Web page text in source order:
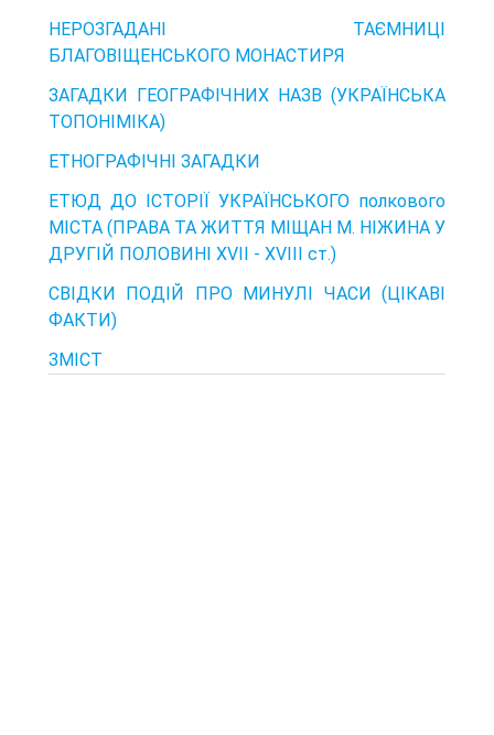
НЕРОЗГАДАНІ ТАЄМНИЦІ
БЛАГОВІЩЕНСЬКОГО МОНАСТИРЯ
ЗАГАДКИ ГЕОГРАФІЧНИХ НАЗВ (УКРАЇНСЬКА
ТОПОНІМІКА)
ЕТНОГРАФІЧНІ ЗАГАДКИ
ЕТЮД ДО ІСТОРІЇ УКРАЇНСЬКОГО полкового
МІСТА (ПРАВА ТА ЖИТТЯ МІЩАН М. НІЖИНА У
ДРУГІЙ ПОЛОВИНІ XVII - XVIII ст.)
СВІДКИ ПОДІЙ ПРО МИНУЛІ ЧАСИ (ЦІКАВІ
ФАКТИ)
ЗМІСТ